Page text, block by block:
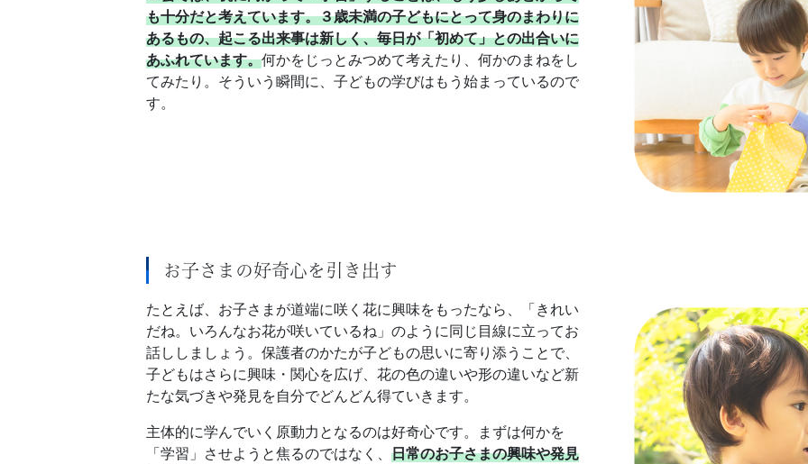
も十分だと考えています。３歳未満の子どもにとって身のまわりに
あるもの、起こる出来事は新しく、毎日が「初めて」との出合いに
あふれています。何かをじっとみつめて考えたり、何かのまねをし
てみたり。そういう瞬間に、子どもの学びはもう始まっているので
す。
お子さまの好奇心を引き出す
たとえば、お子さまが道端に咲く花に興味をもったなら、「きれい
だね。いろんなお花が咲いているね」のように同じ目線に立ってお
話ししましょう。保護者のかたが子どもの思いに寄り添うことで、
子どもはさらに興味・関心を広げ、花の色の違いや形の違いなど新
たな気づきや発見を自分でどんどん得ていきます。
主体的に学んでいく原動力となるのは好奇心です。まずは何かを
「学習」させようと焦るのではなく、 日常のお子さまの興味や発見